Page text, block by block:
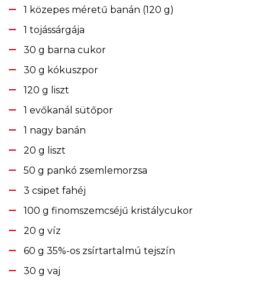
1 közepes méretű banán (120 g)
1 tojássárgája
30 g barna cukor
30 g kókuszpor
120 g liszt
1 evőkanál sütőpor
1 nagy banán
20 g liszt
50 g pankó zsemlemorzsa
3 csipet fahéj
100 g finomszemcséjű kristálycukor
20 g víz
60 g 35%-os zsírtartalmú tejszín
30 g vaj